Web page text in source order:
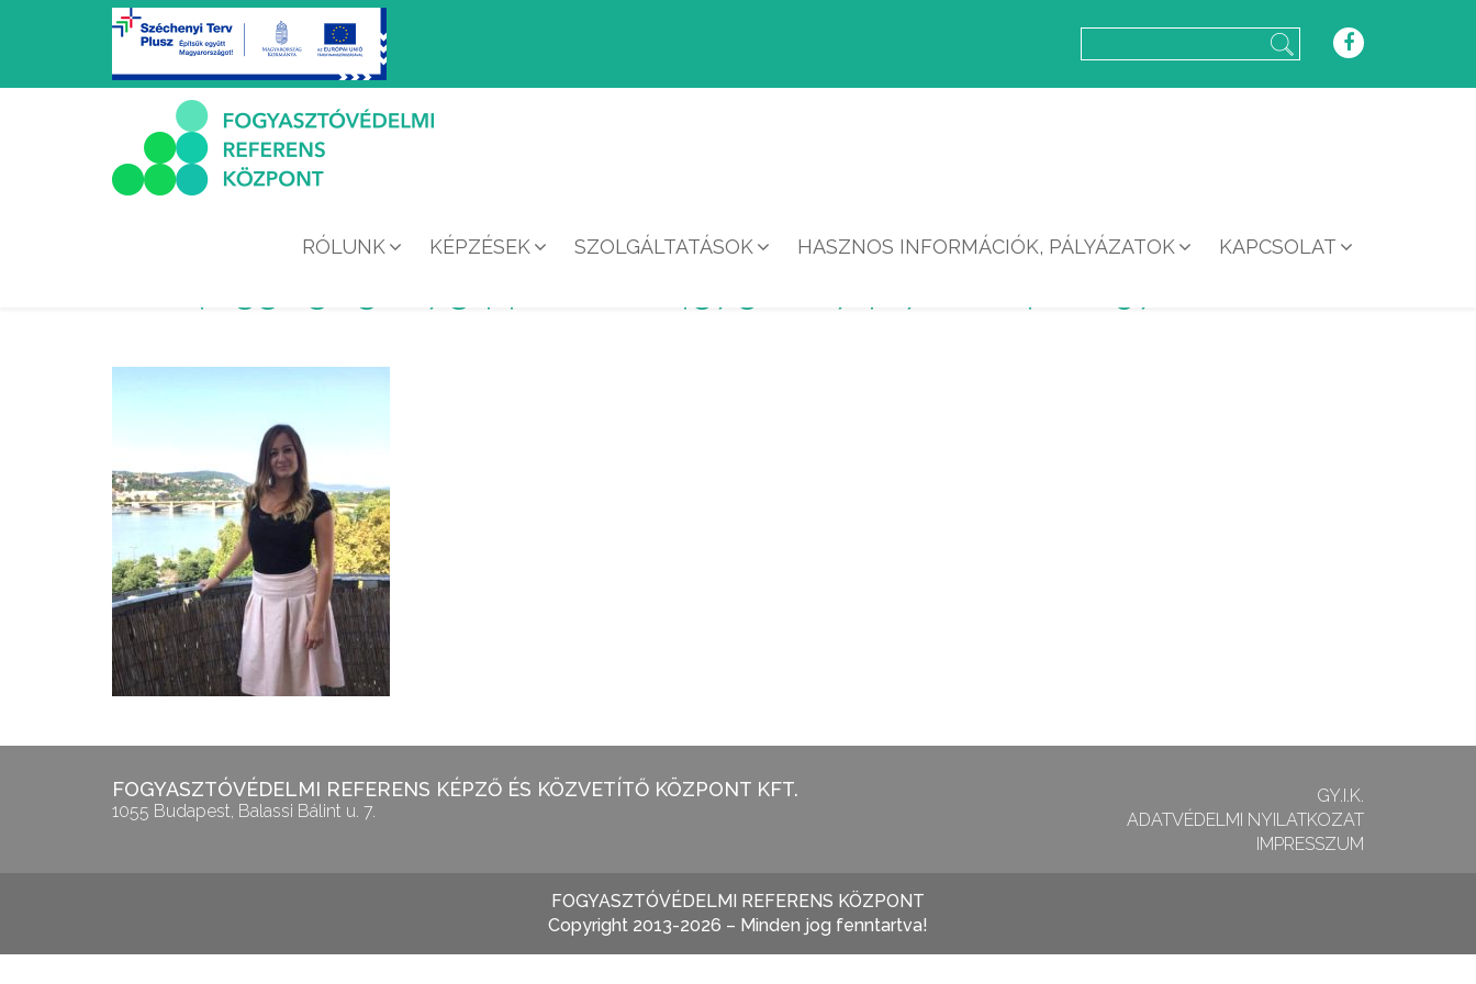
RÓLUNK KÉPZÉSEK SZOLGÁLTATÁSOK HASZNOS INFORMÁCIÓK, PÁLYÁZATOK KAPCSOLAT
FOGYASZTÓVÉDELMI REFERENS KÉPZŐ ÉS KÖZVETÍTŐ KÖZPONT KFT.
1055 Budapest, Balassi Bálint u. 7.
GY.I.K.
ADATVÉDELMI NYILATKOZAT
IMPRESSZUM
FOGYASZTÓVÉDELMI REFERENS KÖZPONT
Copyright 2013-2026 – Minden jog fenntartva!